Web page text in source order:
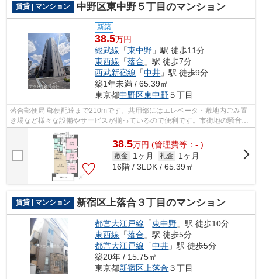
賃貸 | マンション 中野区東中野５丁目のマンション
新築
38.5万円
総武線 「東中野 」駅 徒歩11分
東西線 「落合 」駅 徒歩7分
西武新宿線 「中井 」駅 徒歩9分
築1年未満 / 65.39㎡
東京都中野区東中野５丁目
落合郵便局 郵便配達まで210mです。共用部にはエレベータ・敷地内ごみ置
き場など様々な設備やサービスが揃っているので便利です。市街地の騒音が
届きにくい高層階の物件です。地上19階...
38.5万円 (管理費等：- )
敷金 1ヶ月 礼金
1ヶ月
16階 / 3LDK / 65.39㎡
賃貸 | マンション 新宿区上落合３丁目のマンション
都営大江戸線 「東中野 」駅 徒歩10分
東西線 「落合 」駅 徒歩5分
都営大江戸線 「中井 」駅 徒歩5分
築20年 / 15.75㎡
東京都新宿区上落合 ３丁目